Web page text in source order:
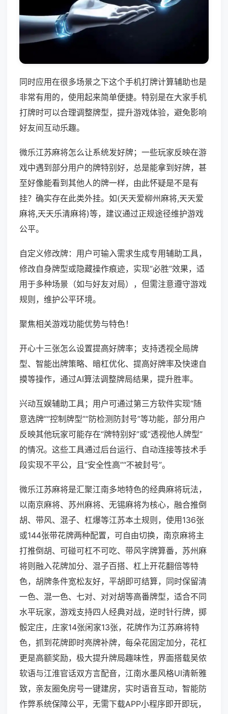
同时应用在很多场景之下这个手机打牌计算辅助也是
非常有用的，使用起来简单便捷。特别是在大家手机
打牌时可以合理调整牌型，提升游戏体验，避免影响
好友间互动乐趣。
微乐江苏麻将怎么让系统发好牌；一些玩家反映在游
戏中遇到部分用户的牌特别好，总是能拿到好牌，甚
至好像能看到其他人的牌一样，由此怀疑是不是有
挂？确实存在此类外挂。如(天天爱柳州麻将,天天爱
麻将,天天乐清麻将)等，建议通过正规途径维护游戏
公平。
自定义修改牌：用户可输入需求生成专用辅助工具，
修改自身牌型或隐藏操作痕迹，实现“必胜”效果，适
用于多种场景（如与好友对局），但需注意遵守游戏
规则，维护公平环境。
聚焦相关游戏功能优势与特色！
开心十三张怎么设置提高好牌率；支持透视全局牌
型、智能出牌策略、暗杠优化、提高好牌率及快速自
摸等操作，通过AI算法调整牌局结果，提升胜率。
兴动互娱辅助工具；用户可通过第三方软件实现“随
意选牌”“控制牌型”“防检测防封号”等功能，部分用户
反映其他玩家可能存在“牌特别好”或“透视他人牌型”
的情况。这些工具通过后台运行、自动连接等技术手
段实现不平公，且“安全性高”“不被封号”。
微乐江苏麻将是汇聚江南多地特色的经典麻将玩法，
以南京麻将、苏州麻将、无锡麻将为核心，融合推倒
胡、带风、混子、杠爆等江苏本土规则，使用136张
或144张带花牌两种配置，可自由切换，南京麻将主
打推倒胡、可碰可杠不可吃、带风字牌算番，苏州麻
将则融入花牌加分、混子百搭、杠上开花翻倍等特
色，胡牌条件宽松友好，平胡即可结算，同时保留清
一色、混一色、七对、对对胡等高番牌型，适合不同
水平玩家，游戏支持四人经典对战，逆时针行牌，掷
骰定庄，庄家14张闲家13张，花牌作为江苏麻将特
色，抓到花牌即时亮牌补牌，每朵花固定加分，花杠
更是高额奖励，极大提升牌局趣味性，界面搭载吴侬
软语与江淮官话双方言配音，江南水墨风格UI清新雅
致，亲友圈免房号一键建房，实时语音互动，智能防
作弊系统保障公平，无需下载APP小程序即开即玩，